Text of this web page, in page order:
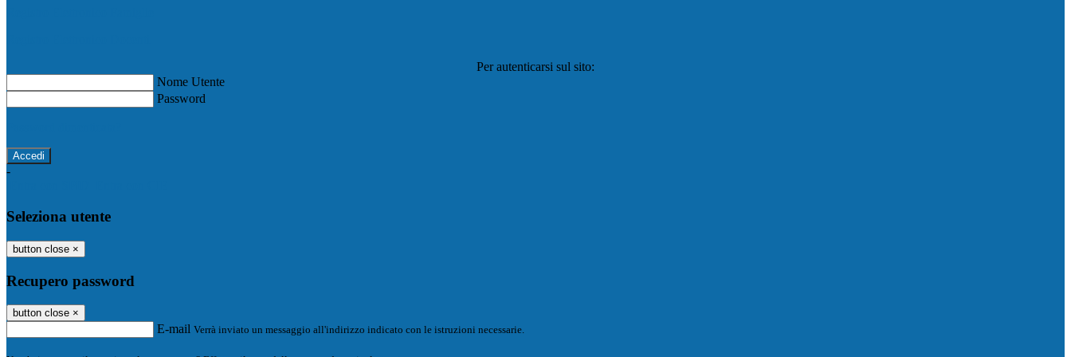
Per autenticarsi sul sito:
Nome Utente
Password
-
Seleziona utente
button close ×
Recupero password
button close ×
E-mail Verrà inviato un messaggio all'indirizzo indicato con le istruzioni necessarie.